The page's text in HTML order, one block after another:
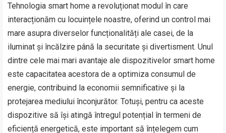
Tehnologia smart home a revoluționat modul în care
interacționăm cu locuințele noastre, oferind un control mai
mare asupra diverselor funcționalități ale casei, de la
iluminat și încălzire până la securitate și divertisment. Unul
dintre cele mai mari avantaje ale dispozitivelor smart home
este capacitatea acestora de a optimiza consumul de
energie, contribuind la economii semnificative și la
protejarea mediului înconjurător. Totuși, pentru ca aceste
dispozitive să își atingă întregul potențial în termeni de
eficiență energetică, este important să înțelegem cum